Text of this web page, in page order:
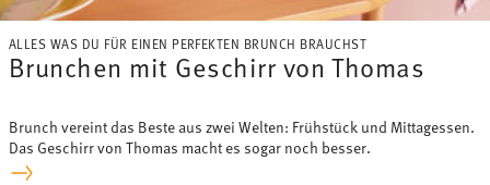
ALLES WAS DU FÜR EINEN PERFEKTEN BRUNCH BRAUCHST
Brunchen mit Geschirr von Thomas
Brunch vereint das Beste aus zwei Welten: Frühstück und Mittagessen.
Das Geschirr von Thomas macht es sogar noch besser.